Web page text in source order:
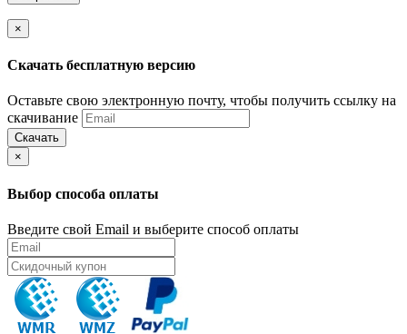
×
Скачать бесплатную версию
Оставьте свою электронную почту, чтобы получить ссылку на
скачивание
Скачать
×
Выбор способа оплаты
Введите свой Email и выберите способ оплаты